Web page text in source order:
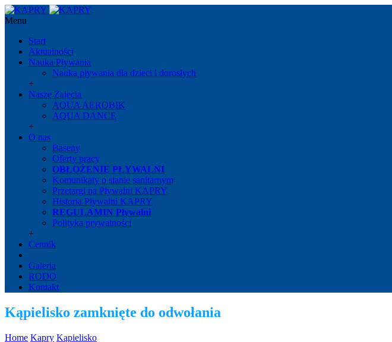
Menu
Start
Aktualności
Nauka Pływania
Nauka pływania dla dzieci i dorosłych
+
Nasze Zajęcia
AQUA AEROBIK
AQUA DANCE
+
O nas
Baseny
Oferty pracy
OBŁOŻENIE PŁYWALNI
Komunikaty o stanie sanitarnym
Przetargi na Pływalni KAPRY
Historia Pływalni KAPRY
REGULAMIN Pływalni
Polityka prywatności
+
Cennik
Galeria
RODO
Kontakt
Kąpielisko zamknięte do odwołania
Home Kapry Kąpielisko